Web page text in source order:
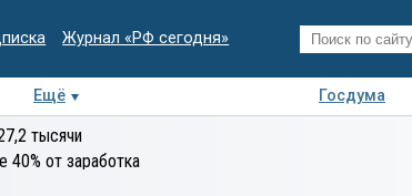
Журнал «РФ сегодня»
Ещё Госдума
тысячи
40% от заработка